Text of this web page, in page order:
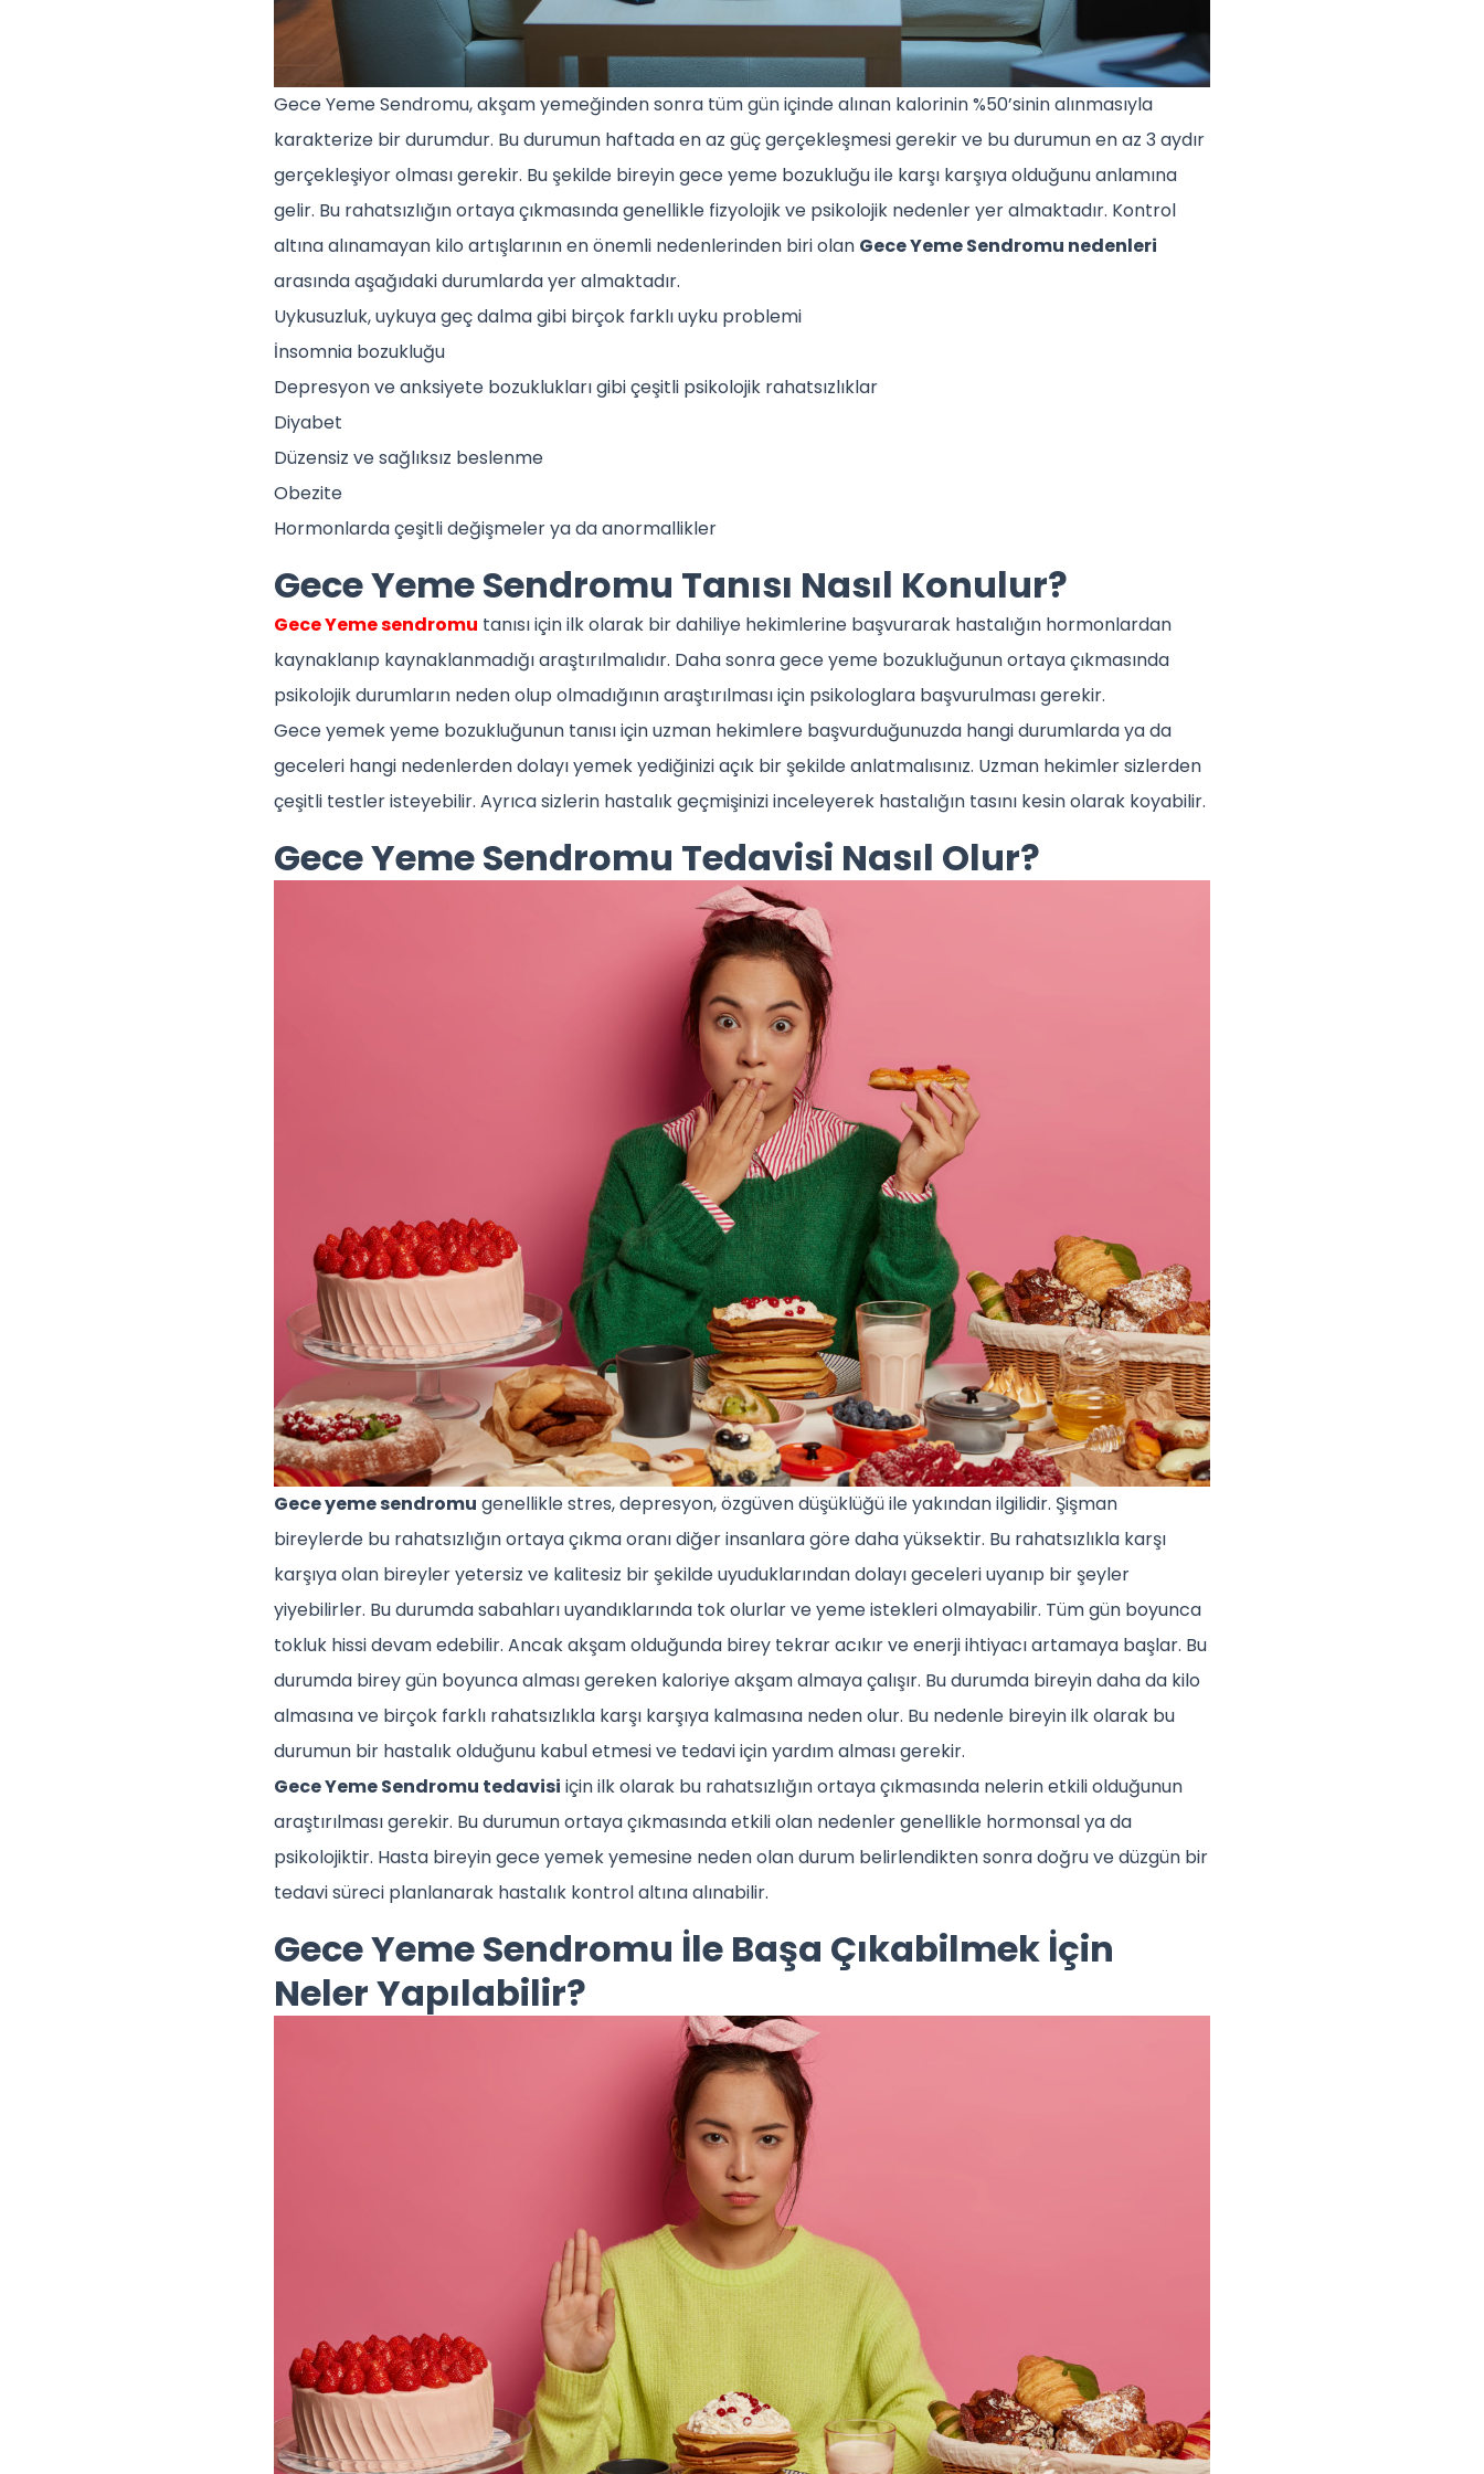
Gece Yeme Sendromu, akşam yemeğinden sonra tüm gün içinde alınan kalorinin %50’sinin alınmasıyla
karakterize bir durumdur. Bu durumun haftada en az güç gerçekleşmesi gerekir ve bu durumun en az 3 aydır
gerçekleşiyor olması gerekir. Bu şekilde bireyin gece yeme bozukluğu ile karşı karşıya olduğunu anlamına
gelir. Bu rahatsızlığın ortaya çıkmasında genellikle fizyolojik ve psikolojik nedenler yer almaktadır. Kontrol
altına alınamayan kilo artışlarının en önemli nedenlerinden biri olan Gece Yeme Sendromu nedenleri
arasında aşağıdaki durumlarda yer almaktadır.
Uykusuzluk, uykuya geç dalma gibi birçok farklı uyku problemi
İnsomnia bozukluğu
Depresyon ve anksiyete bozuklukları gibi çeşitli psikolojik rahatsızlıklar
Diyabet
Düzensiz ve sağlıksız beslenme
Obezite
Hormonlarda çeşitli değişmeler ya da anormallikler
Gece Yeme Sendromu Tanısı Nasıl Konulur?
Gece Yeme sendromu tanısı için ilk olarak bir dahiliye hekimlerine başvurarak hastalığın hormonlardan
kaynaklanıp kaynaklanmadığı araştırılmalıdır. Daha sonra gece yeme bozukluğunun ortaya çıkmasında
psikolojik durumların neden olup olmadığının araştırılması için psikologlara başvurulması gerekir.
Gece yemek yeme bozukluğunun tanısı için uzman hekimlere başvurduğunuzda hangi durumlarda ya da
geceleri hangi nedenlerden dolayı yemek yediğinizi açık bir şekilde anlatmalısınız. Uzman hekimler sizlerden
çeşitli testler isteyebilir. Ayrıca sizlerin hastalık geçmişinizi inceleyerek hastalığın tasını kesin olarak koyabilir.
Gece Yeme Sendromu Tedavisi Nasıl Olur?
Gece yeme sendromu genellikle stres, depresyon, özgüven düşüklüğü ile yakından ilgilidir. Şişman
bireylerde bu rahatsızlığın ortaya çıkma oranı diğer insanlara göre daha yüksektir. Bu rahatsızlıkla karşı
karşıya olan bireyler yetersiz ve kalitesiz bir şekilde uyuduklarından dolayı geceleri uyanıp bir şeyler
yiyebilirler. Bu durumda sabahları uyandıklarında tok olurlar ve yeme istekleri olmayabilir. Tüm gün boyunca
tokluk hissi devam edebilir. Ancak akşam olduğunda birey tekrar acıkır ve enerji ihtiyacı artamaya başlar. Bu
durumda birey gün boyunca alması gereken kaloriye akşam almaya çalışır. Bu durumda bireyin daha da kilo
almasına ve birçok farklı rahatsızlıkla karşı karşıya kalmasına neden olur. Bu nedenle bireyin ilk olarak bu
durumun bir hastalık olduğunu kabul etmesi ve tedavi için yardım alması gerekir.
Gece Yeme Sendromu tedavisi için ilk olarak bu rahatsızlığın ortaya çıkmasında nelerin etkili olduğunun
araştırılması gerekir. Bu durumun ortaya çıkmasında etkili olan nedenler genellikle hormonsal ya da
psikolojiktir. Hasta bireyin gece yemek yemesine neden olan durum belirlendikten sonra doğru ve düzgün bir
tedavi süreci planlanarak hastalık kontrol altına alınabilir.
Gece Yeme Sendromu İle Başa Çıkabilmek İçin
Neler Yapılabilir?